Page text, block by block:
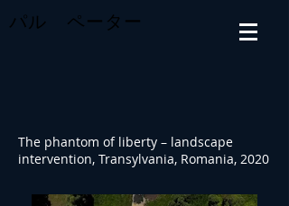
パル ペーター
The phantom of liberty – landscape
intervention, Transylvania, Romania, 2020